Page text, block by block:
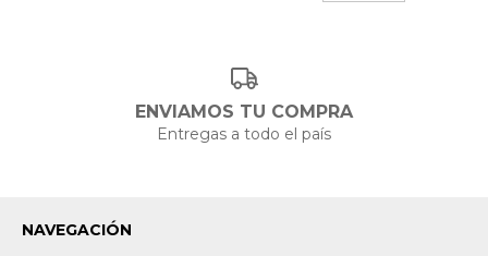
ENVIAMOS TU COMPRA
Entregas a todo el país
NAVEGACIÓN